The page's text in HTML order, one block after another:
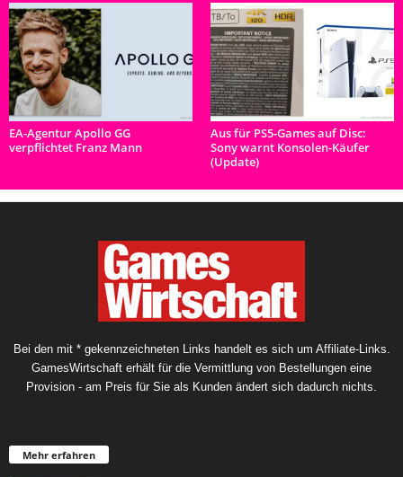
EA-Agentur Apollo GG
verpflichtet Franz Mann
Aus für PS5-Games auf Disc:
Sony warnt Konsolen-Käufer
(Update)
Bei den mit * gekennzeichneten Links handelt es sich um Affiliate-Links.
GamesWirtschaft erhält für die Vermittlung von Bestellungen eine
Provision - am Preis für Sie als Kunden ändert sich dadurch nichts.
Mehr erfahren